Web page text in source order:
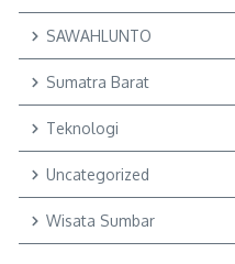
SAWAHLUNTO
Sumatra Barat
Teknologi
Uncategorized
Wisata Sumbar